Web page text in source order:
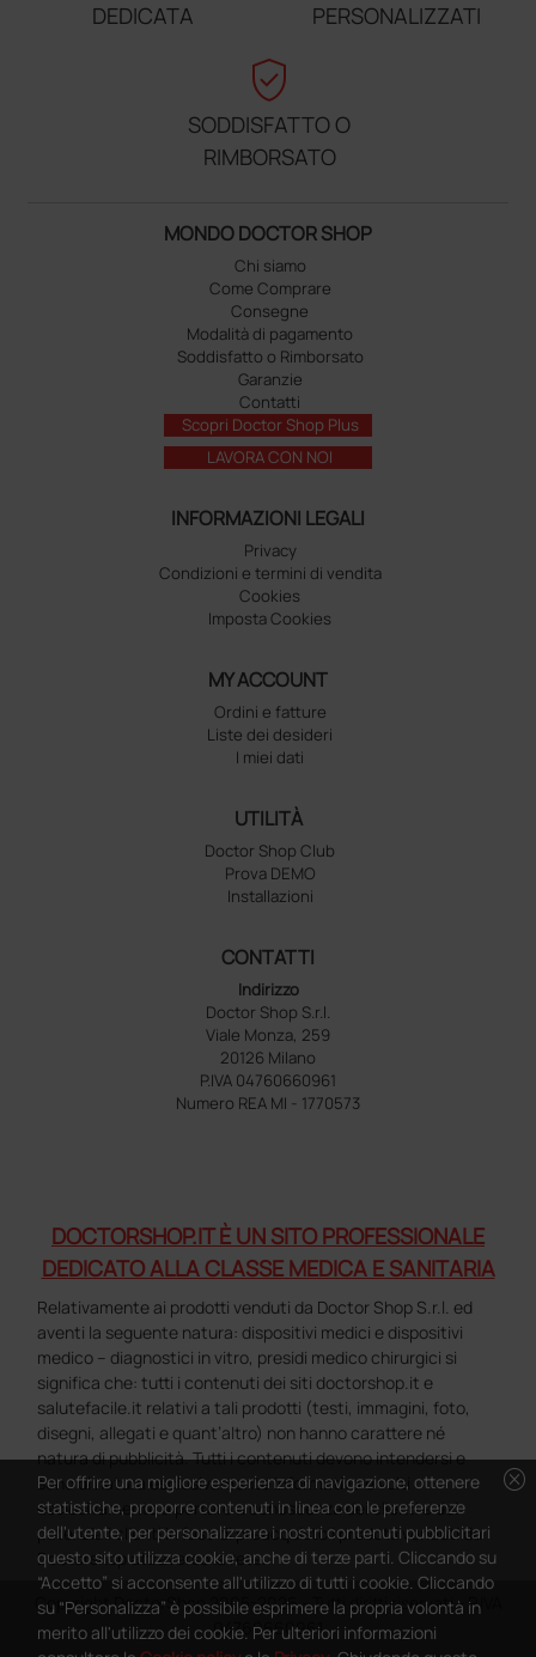
DEDICATA
PERSONALIZZATI
verified_user
SODDISFATTO O
RIMBORSATO
MONDO DOCTOR SHOP
Chi siamo
Come Comprare
Consegne
Modalità di pagamento
Soddisfatto o Rimborsato
Garanzie
Contatti
Scopri Doctor Shop Plus
LAVORA CON NOI
INFORMAZIONI LEGALI
Privacy
Condizioni e termini di vendita
Cookies
Imposta Cookies
MY ACCOUNT
Ordini e fatture
Liste dei desideri
I miei dati
UTILITÀ
Doctor Shop Club
Prova DEMO
Installazioni
CONTATTI
Indirizzo
Doctor Shop S.r.l.
Viale Monza, 259
20126 Milano
P.IVA 04760660961
Numero REA MI - 1770573
DOCTORSHOP.IT È UN SITO PROFESSIONALE
DEDICATO ALLA CLASSE MEDICA E SANITARIA
Relativamente ai prodotti venduti da Doctor Shop S.r.l. ed
aventi la seguente natura: dispositivi medici e dispositivi
medico – diagnostici in vitro, presidi medico chirurgici si
significa che: tutti i contenuti dei siti doctorshop.it e
salutefacile.it relativi a tali prodotti (testi, immagini, foto,
disegni, allegati e quant’altro) non hanno carattere né
natura di pubblicità. Tutti i contenuti devono intendersi e
sono di natura esclusivamente informativa e volti
esclusivamente a portare a conoscenza dei clienti e dei
potenziali clienti in fase di preacquisto i prodotti venduti da
Doctorshop attraverso la rete.
Copyright DoctorShop 2005-2026 - Tutti diritti riservati - P.IVA
04760660961
cancel
Per offrire una migliore esperienza di navigazione, ottenere
statistiche, proporre contenuti in linea con le preferenze
dell'utente, per personalizzare i nostri contenuti pubblicitari
questo sito utilizza cookie, anche di terze parti. Cliccando su
“Accetto” si acconsente all'utilizzo di tutti i cookie. Cliccando
su “Personalizza” è possibile esprimere la propria volontà in
merito all'utilizzo dei cookie. Per ulteriori informazioni